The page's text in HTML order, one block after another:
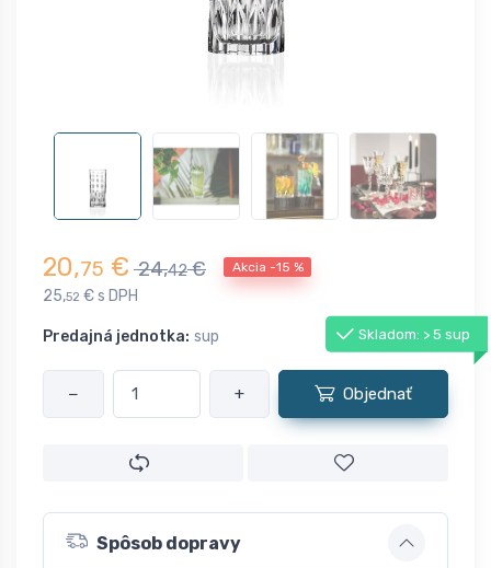
20,75 € 24,42€ Akcia -15 %
25,52 € s DPH
Predajná jednotka: sup Skladom: > 5 sup
− + Objednať
Spôsob dopravy